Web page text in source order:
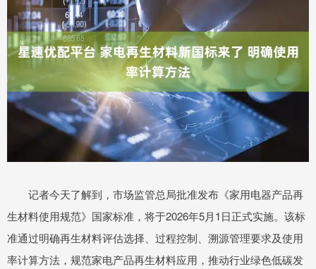
记者今天了解到，市场监管总局批准发布《家用电器产品再
生材料使用规范》国家标准，将于2026年5月1日正式实施。该标
准通过明确再生材料评估选择、过程控制、溯源管理要求及使用
率计算方法，规范家电产品再生材料应用，推动行业绿色低碳发